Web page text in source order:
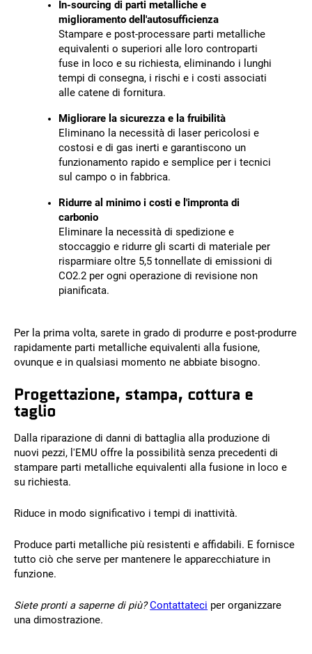
In-sourcing di parti metalliche e
miglioramento dell'autosufficienza
Stampare e post-processare parti metalliche
equivalenti o superiori alle loro controparti
fuse in loco e su richiesta, eliminando i lunghi
tempi di consegna, i rischi e i costi associati
alle catene di fornitura.
Migliorare la sicurezza e la fruibilità
Eliminano la necessità di laser pericolosi e
costosi e di gas inerti e garantiscono un
funzionamento rapido e semplice per i tecnici
sul campo o in fabbrica.
Ridurre al minimo i costi e l'impronta di
carbonio
Eliminare la necessità di spedizione e
stoccaggio e ridurre gli scarti di materiale per
risparmiare oltre 5,5 tonnellate di emissioni di
CO2.2 per ogni operazione di revisione non
pianificata.
Per la prima volta, sarete in grado di produrre e post-produrre
rapidamente parti metalliche equivalenti alla fusione,
ovunque e in qualsiasi momento ne abbiate bisogno.
Progettazione, stampa, cottura e
taglio
Dalla riparazione di danni di battaglia alla produzione di
nuovi pezzi, l'EMU offre la possibilità senza precedenti di
stampare parti metalliche equivalenti alla fusione in loco e
su richiesta.
Riduce in modo significativo i tempi di inattività.
Produce parti metalliche più resistenti e affidabili. E fornisce
tutto ciò che serve per mantenere le apparecchiature in
funzione.
Siete pronti a saperne di più?Contattateci per organizzare
una dimostrazione.